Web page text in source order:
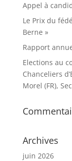
Appel à
Le Prix du
Berne »
Rapport
Elections au
Chanceliers
Morel (FR),
Archives
juin 2026